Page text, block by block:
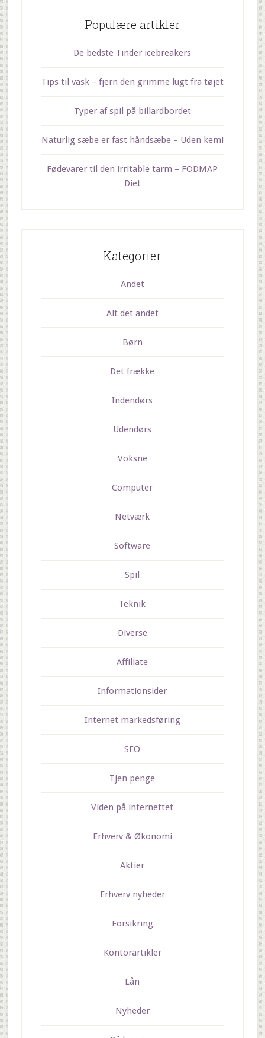
Populære artikler
De bedste Tinder icebreakers
Tips til vask – fjern den grimme lugt fra tøjet
Typer af spil på billardbordet
Naturlig sæbe er fast håndsæbe – Uden kemi
Fødevarer til den irritable tarm – FODMAP
Diet
Kategorier
Andet
Alt det andet
Børn
Det frække
Indendørs
Udendørs
Voksne
Computer
Netværk
Software
Spil
Teknik
Diverse
Affiliate
Informationsider
Internet markedsføring
SEO
Tjen penge
Viden på internettet
Erhverv & Økonomi
Aktier
Erhverv nyheder
Forsikring
Kontorartikler
Lån
Nyheder